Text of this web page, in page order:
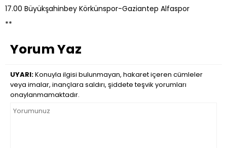
17.00 Büyükşahinbey Körkünspor-Gaziantep Alfaspor
**
Yorum Yaz
UYARI:Konuyla ilgisi bulunmayan, hakaret içeren cümleler
veya imalar, inançlara saldırı, şiddete teşvik yorumları
onaylanmamaktadır.